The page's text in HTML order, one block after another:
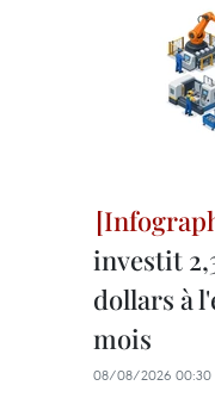
investit
dollars à
mois
08/08/2026 00:30